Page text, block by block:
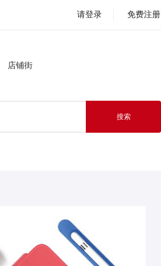
请登录 免费注册
店铺街
搜索